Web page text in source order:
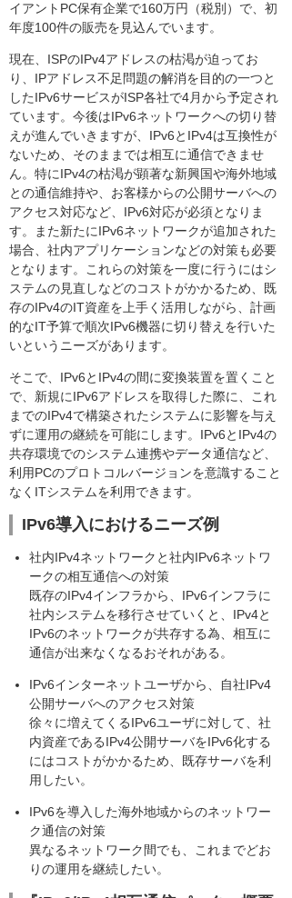
イアントPC保有企業で160万円（税別）で、初
年度100件の販売を見込んでいます。
現在、ISPのIPv4アドレスの枯渇が迫ってお
り、IPアドレス不足問題の解消を目的の一つと
したIPv6サービスがISP各社で4月から予定され
ています。今後はIPv6ネットワークへの切り替
えが進んでいきますが、IPv6とIPv4は互換性が
ないため、そのままでは相互に通信できませ
ん。特にIPv4の枯渇が顕著な新興国や海外地域
との通信維持や、お客様からの公開サーバへの
アクセス対応など、IPv6対応が必須となりま
す。また新たにIPv6ネットワークが追加された
場合、社内アプリケーションなどの対策も必要
となります。これらの対策を一度に行うにはシ
ステムの見直しなどのコストがかかるため、既
存のIPv4のIT資産を上手く活用しながら、計画
的なIT予算で順次IPv6機器に切り替えを行いた
いというニーズがあります。
そこで、IPv6とIPv4の間に変換装置を置くこと
で、新規にIPv6アドレスを取得した際に、これ
までのIPv4で構築されたシステムに影響を与え
ずに運用の継続を可能にします。IPv6とIPv4の
共存環境でのシステム連携やデータ通信など、
利用PCのプロトコルバージョンを意識すること
なくITシステムを利用できます。
IPv6導入におけるニーズ例
社内IPv4ネットワークと社内IPv6ネットワ
ークの相互通信への対策
既存のIPv4インフラから、IPv6インフラに
社内システムを移行させていくと、IPv4と
IPv6のネットワークが共存する為、相互に
通信が出来なくなるおそれがある。
IPv6インターネットユーザから、自社IPv4
公開サーバへのアクセス対策
徐々に増えてくるIPv6ユーザに対して、社
内資産であるIPv4公開サーバをIPv6化する
にはコストがかかるため、既存サーバを利
用したい。
IPv6を導入した海外地域からのネットワー
ク通信の対策
異なるネットワーク間でも、これまでどお
りの運用を継続したい。